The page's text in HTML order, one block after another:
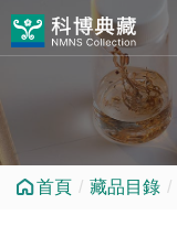
首頁 藏品目錄